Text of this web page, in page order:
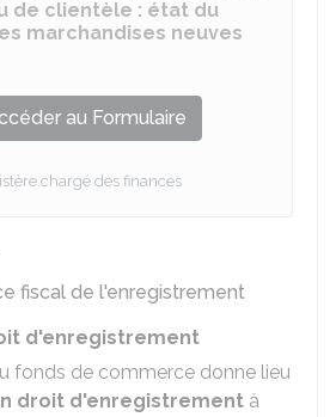
de clientèle : état du
marchandises neuves
au Formulaire
chargé des finances
fiscal de l'enregistrement
d'enregistrement
fonds de commerce donne lieu
droit d'enregistrement à